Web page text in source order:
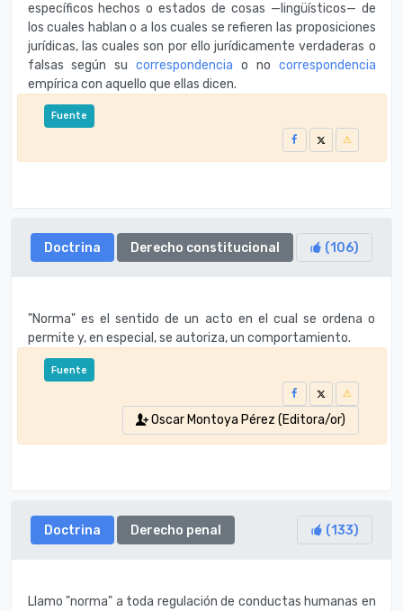
específicos hechos o estados de cosas —lingüísticos— de
los cuales hablan o a los cuales se refieren las proposiciones
jurídicas, las cuales son por ello jurídicamente verdaderas o
falsas según su correspondencia o no correspondencia
empírica con aquello que ellas dicen.
Fuente
Doctrina Derecho constitucional (106)
"Norma" es el sentido de un acto en el cual se ordena o
permite y, en especial, se autoriza, un comportamiento.
Fuente
Oscar Montoya Pérez (Editora/or)
Doctrina Derecho penal (133)
Llamo "norma" a toda regulación de conductas humanas en